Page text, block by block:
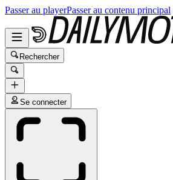
Passer au playerPasser au contenu principal
Rechercher
Se connecter